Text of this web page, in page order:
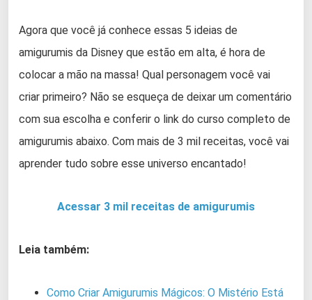
Agora que você já conhece essas 5 ideias de
amigurumis da Disney que estão em alta, é hora de
colocar a mão na massa! Qual personagem você vai
criar primeiro? Não se esqueça de deixar um comentário
com sua escolha e conferir o link do curso completo de
amigurumis abaixo. Com mais de 3 mil receitas, você vai
aprender tudo sobre esse universo encantado!
Acessar 3 mil receitas de amigurumis
Leia também:
Como Criar Amigurumis Mágicos: O Mistério Está